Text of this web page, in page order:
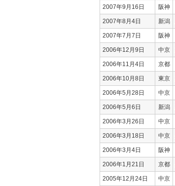
2007年9月16日 阪神
2007年8月4日 新潟
2007年7月7日 阪神
2006年12月9日 中京
2006年11月4日 京都
2006年10月8日 東京
2006年5月28日 中京
2006年5月6日 新潟
2006年3月26日 中京
2006年3月18日 中京
2006年3月4日 阪神
2006年1月21日 京都
2005年12月24日 中京